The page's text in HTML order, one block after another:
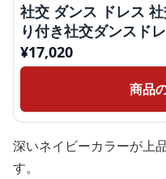
社交 ダンス ドレス
り付き社交ダンスド
¥17,020
商品
深いネイビーカラーが上
す。